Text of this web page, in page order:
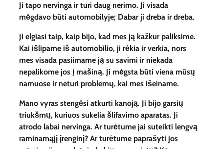
Ji tapo nervinga ir turi daug nerimo. Ji visada
mėgdavo būti automobilyje; Dabar ji dreba ir dreba.
Ji elgiasi taip, kaip bijo, kad mes ją kažkur paliksime.
Kai išlipame iš automobilio, ji rėkia ir verkia, nors
mes visada pasiimame ją su savimi ir niekada
nepalikome jos į mašiną. Ji mėgsta būti viena mūsų
namuose ir neturi problemų, kai mes išeiname.
Mano vyras stengėsi atkurti kanoją. Ji bijo garsių
triukšmų, kuriuos sukelia šlifavimo aparatas. Ji
atrodo labai nervinga. Ar turėtume jai suteikti lengvą
raminamąjį įrenginį? Ar turėtume paprašyti jos